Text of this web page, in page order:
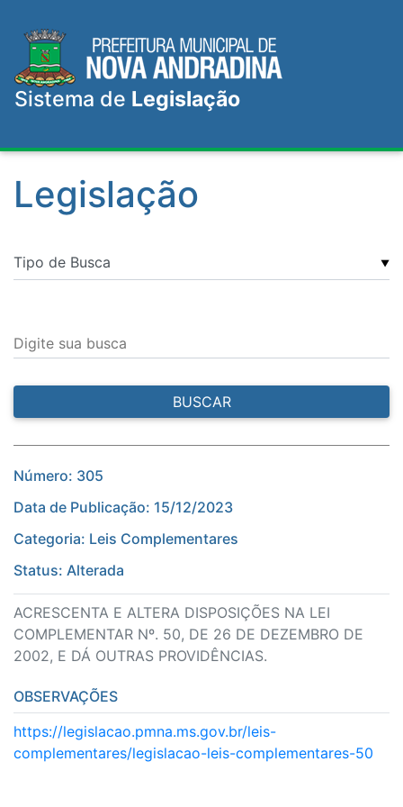
Sistema de Legislação
Legislação
▼
Digite sua busca
BUSCAR
Número: 305
Data de Publicação: 15/12/2023
Categoria: Leis Complementares
Status: Alterada
ACRESCENTA E ALTERA DISPOSIÇÕES NA LEI
COMPLEMENTAR Nº. 50, DE 26 DE DEZEMBRO DE
2002, E DÁ OUTRAS PROVIDÊNCIAS.
OBSERVAÇÕES
https://legislacao.pmna.ms.gov.br/leis-
complementares/legislacao-leis-complementares-50